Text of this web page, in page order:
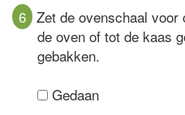
6 Zet de ovenschaal
de oven of tot de kaas
gebakken.
Gedaan